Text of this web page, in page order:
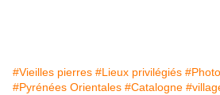
#Vieilles pierres #Lieux privilégiés
#Pyrénées Orientales #Catalogne